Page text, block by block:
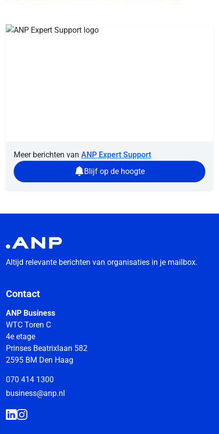
Meer berichten van ANP Expert Support
Blijf op de hoogte
Altijd relevante berichten van organisaties in je mailbox.
Contact
ANP Business
WTC Toren C
4e etage
Prinses Beatrixlaan 582
2595 BM Den Haag
070 414 1300
business@anp.nl